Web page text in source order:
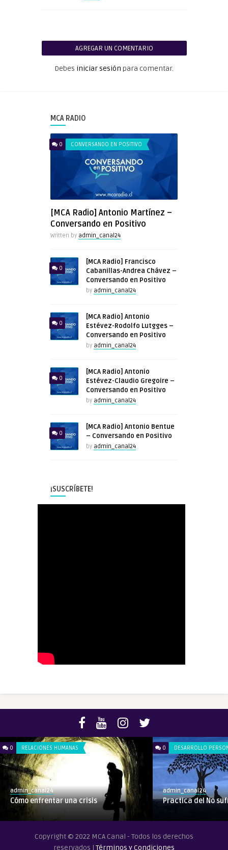
AGREGAR UN COMENTARIO
Debes iniciar sesión para comentar.
MCA RADIO
0 CONVERSANDO EN POSITIVO
[MCA Radio] Antonio Martínez –
Conversando en Positivo
Written by admin_canal24
0
[MCA Radio] Francisco
Cabanillas-Andrea Chávez –
Conversando en Positivo
by admin_canal24
0
[MCA Radio] Antonio
Estévez-Rodolfo Lutgges –
Conversando en Positivo
by admin_canal24
0
[MCA Radio] Antonio
Estévez-Claudio Gregoire –
Conversando en Positivo
by admin_canal24
0
[MCA Radio] Antonio Bentue
– Conversando en Positivo
by admin_canal24
¡SUSCRÍBETE!
0 RELACIONES HUMANAS
admin_canal24
Cómo enfrentar una crisis
0 DESARROLLO
admin_canal24
Practica del No
Copyright © 2022 MCA Canal - Todos los derechos
reservados | Términos y Condiciones